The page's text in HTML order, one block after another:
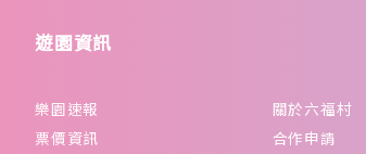
遊園資訊
樂園速報
票價資訊
關於六福村
合作申請